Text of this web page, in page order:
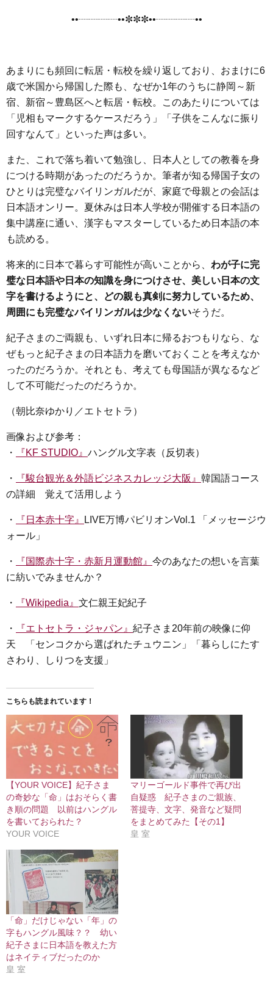
••┈┈┈┈••✼✼✼••┈┈┈┈••
あまりにも頻回に転居・転校を繰り返しており、おまけに6
歳で米国から帰国した際も、なぜか1年のうちに静岡～新
宿、新宿～豊島区へと転居・転校。このあたりについては
「児相もマークするケースだろう」「子供をこんなに振り
回すなんて」といった声は多い。
また、これで落ち着いて勉強し、日本人としての教養を身
につける時期があったのだろうか。筆者が知る帰国子女の
ひとりは完璧なバイリンガルだが、家庭で母親との会話は
日本語オンリー。夏休みは日本人学校が開催する日本語の
集中講座に通い、漢字もマスターしているため日本語の本
も読める。
将来的に日本で暮らす可能性が高いことから、 わが子に完
璧な日本語や日本の知識を身につけさせ、美しい日本の文
字を書けるようにと、どの親も真剣に努力しているため、
周囲にも完璧なバイリンガルは少なくないそうだ。
紀子さまのご両親も、いずれ日本に帰るおつもりなら、な
ぜもっと紀子さまの日本語力を磨いておくことを考えなか
ったのだろうか。それとも、考えても母国語が異なるなど
して不可能だったのだろうか。
（朝比奈ゆかり／エトセトラ）
画像および参考：
・
『KF STUDIO』 ハングル文字表（反切表）
・ 『駿台観光＆外語ビジネスカレッジ大阪』 韓国語コース
の詳細 覚えて活用しよう
・ 『日本赤十字』
LIVE万博パビリオンVol.1 「メッセージウ
ォール」
・ 『国際赤十字・赤新月運動館』 今のあなたの想いを言葉
に紡いでみませんか？
・ 『Wikipedia』 文仁親王妃紀子
・ 『エトセトラ・ジャパン』 紀子さま20年前の映像に仰
天 「センコクから選ばれたチュウニン」「暮らしにたす
さわり、しりつを支援」
こちらも読まれています！
【YOUR VOICE】紀子さま
の奇妙な「命」はおそらく書
き順の問題 以前はハングル
を書いておられた？
YOUR VOICE
マリーゴールド事件で再び出
自疑惑 紀子さまのご親族、
菩提寺、文字、発音など疑問
をまとめてみた【その1】
皇 室
「命」だけじゃない「年」の
字もハングル風味？？ 幼い
紀子さまに日本語を教えた方
はネイティブだったのか
皇 室